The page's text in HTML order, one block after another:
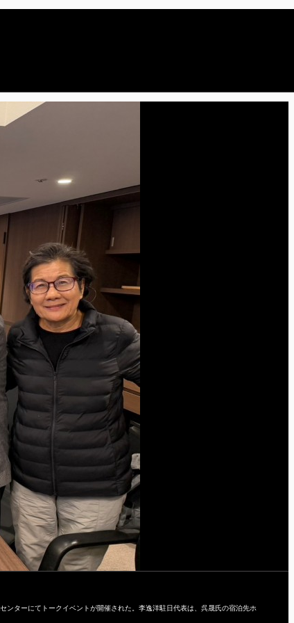
ターにてトークイベントが開催された。李逸洋駐日代表は、呉晟氏の宿泊先ホ